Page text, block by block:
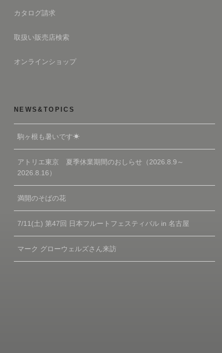
カタログ請求
取扱い販売店検索
オンラインショップ
NEWS&TOPICS
駒ヶ根も暑いです☀
アトリエ東京 夏季休業期間のおしらせ（2026.8.9～
2026.8.16）
満開のそばの花
7/11(土) 第47回 日本フルートフェスティバル in 名古屋
マーク グローウェルズさん来訪